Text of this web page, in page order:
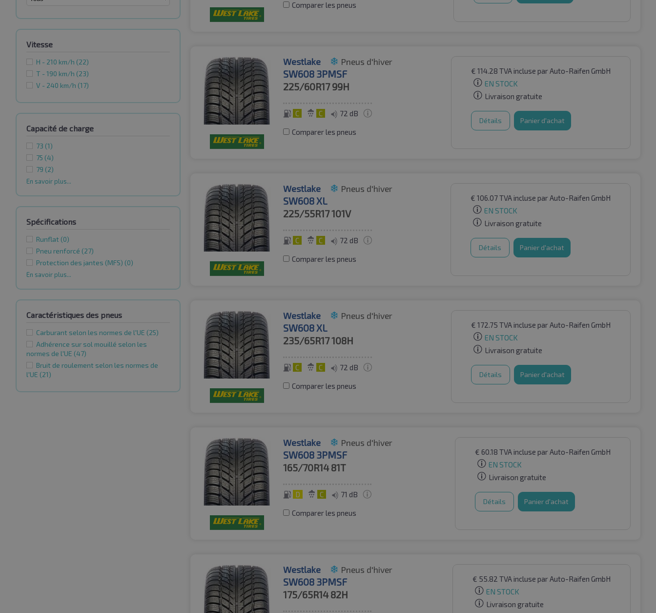
Vitesse
H - 210 km/h (22)
T - 190 km/h (23)
V - 240 km/h (17)
Capacité de charge
73 (1)
75 (4)
79 (2)
En savoir plus...
Spécifications
Runflat (0)
Pneu renforcé (27)
Protection des jantes (MFS) (0)
En savoir plus...
Caractéristiques des pneus
Carburant selon les normes de l'UE (25)
Adhérence sur sol mouillé selon les
normes de l'UE (47)
Bruit de roulement selon les normes de
l'UE (21)
Comparer les pneus
Westlake Pneus d'hiver
SW608 3PMSF
225/60R1799H
C C 72 dB
Comparer les pneus
€ 114.28 TVA incluse par Auto-Raifen GmbH
EN STOCK
Livraison gratuite
Détails Panier d'achat
Westlake Pneus d'hiver
SW608 XL
225/55R17101V
C C 72 dB
Comparer les pneus
€ 106.07TVA incluse par Auto-Raifen GmbH
EN STOCK
Livraison gratuite
Détails Panier d'achat
Westlake Pneus d'hiver
SW608 XL
235/65R17108H
C C 72 dB
Comparer les pneus
€ 172.75 TVA incluse par Auto-Raifen GmbH
EN STOCK
Livraison gratuite
Détails Panier d'achat
Westlake Pneus d'hiver
SW608 3PMSF
165/70R1481T
D C 71 dB
Comparer les pneus
€ 60.18 TVA incluse par Auto-Raifen GmbH
EN STOCK
Livraison gratuite
Détails Panier d'achat
Westlake Pneus d'hiver
SW608 3PMSF
175/65R1482H
€ 55.82 TVA incluse par Auto-Raifen GmbH
EN STOCK
Livraison gratuite